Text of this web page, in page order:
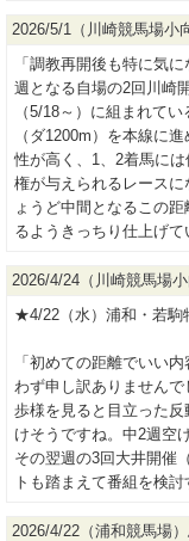
2026/5/1（川崎競馬場小
「調教再開後も特に気
週となる自場の2回川崎
（5/18～）に組まれて
（ダ1200m）を本線に
性が高く、1、2着馬に
権が与えられるレース
ょうど中間となるこの
るようきっちり仕上げて
2026/4/24（川崎競馬場
★4/22（水）浦和・若駒
「初めての距離でいい
わず申し訳ありませんで
歩様を見ると目立った
けそうですね。中2週空
その翌週の3回大井開催
トも踏まえて番組を検
2026/4/22（浦和競馬場